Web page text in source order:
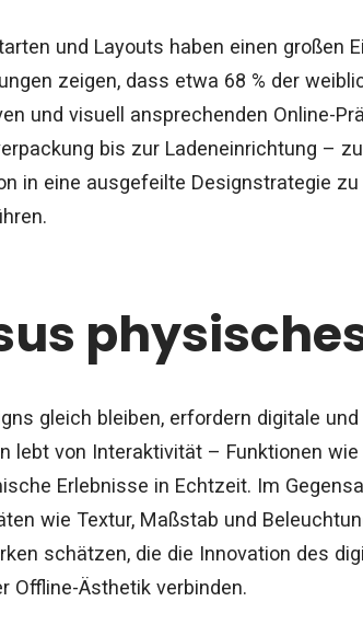
und Layouts haben einen großen
zeigen, dass etwa 68 % der
und visuell ansprechenden Online-
bis zur Ladeneinrichtung –
in eine ausgefeilte Designstrategie zu
gleich bleiben, erfordern digitale
lebt von Interaktivität – Funktionen wie
Erlebnisse in Echtzeit. Im
wie Textur, Maßstab und
schätzen, die die Innovation des
Offline-Ästhetik verbinden.